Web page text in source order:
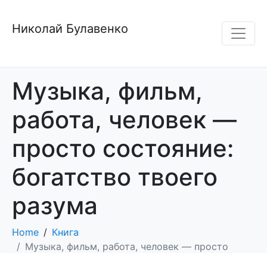
Николай Булавенко
Музыка, фильм,
работа, человек —
просто состояние:
богатство твоего
разума
Home
Книга
Музыка, фильм, работа, человек — просто